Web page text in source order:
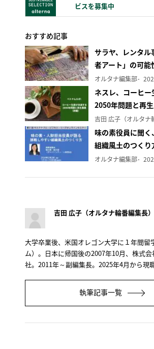
ビスを募集中
おすすめ記事
サラヤ、レンタル
者アート」の可能
オルタナ編集部
ネスレ、コーヒ
2050年問題と再生
味の素役員に聞く
組織風土のつくり
オルタナ編集部
吉田 広子（オルタナ輪番編集長）
大学卒業後、米国オレゴン大学に１年間留
ム）。日本に帰国後の2007年10月、株式会
社。2011年～副編集長。2025年4月から現職
執筆記事一覧